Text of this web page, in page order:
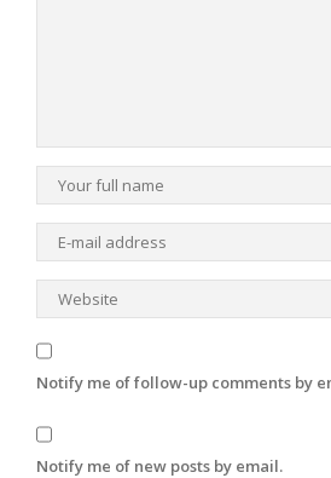
Notify me of follow-up comments by
Notify me of new posts by email.